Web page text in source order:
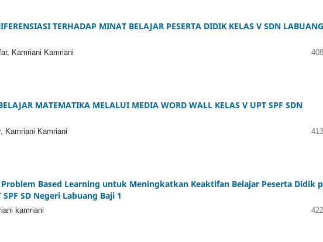
TERHADAP MINAT BELAJAR PESERTA DIDIK KELAS V SDN LABUANG
Kamriani Kamriani
MATEMATIKA MELALUI MEDIA WORD WALL KELAS V UPT SPF SDN
Kamriani Kamriani
Based Learning untuk Meningkatkan Keaktifan Belajar Peserta Didik
SD Negeri Labuang Baji 1
kamriani